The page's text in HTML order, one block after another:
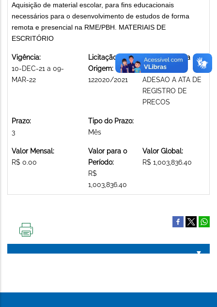
Aquisição de material escolar, para fins educacionais
necessários para o desenvolvimento de estudos de forma
remota e presencial na RME/PBH. MATERIAIS DE
ESCRITÓRIO
Vigência:
10-DEC-21 a 09-
MAR-22
Licitação de
Origem:
122020/2021
Modalidade da
licitação:
ADESAO A ATA DE
REGISTRO DE
PRECOS
Prazo:
3
Tipo do Prazo:
Mês
Valor Mensal:
R$ 0.00
Valor para o
Período:
R$
1,003,836.40
Valor Global:
R$ 1,003,836.40
PÁGINA